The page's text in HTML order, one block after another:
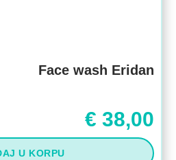
Face wash Eridan
€ 38,00
U KORPU